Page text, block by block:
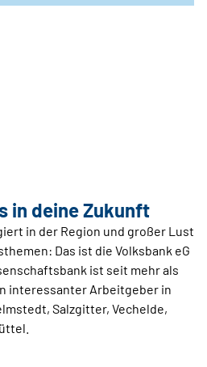
in deine Zukunft
in der Region und großer Lust
Das ist die Volksbank eG
ist seit mehr als
interessanter Arbeitgeber in
Salzgitter, Vechelde,